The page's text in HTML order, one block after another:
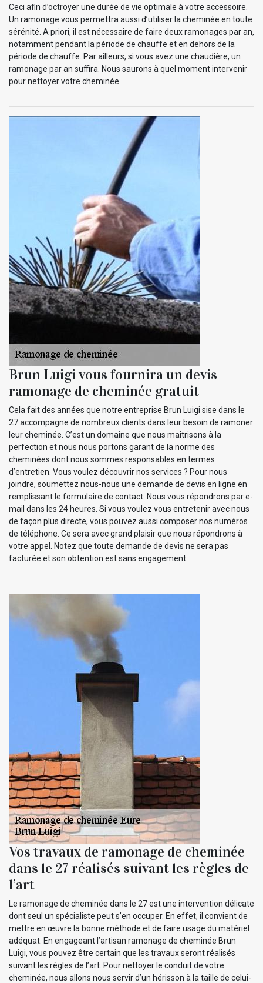
Ceci afin d’octroyer une durée de vie optimale à votre accessoire.
Un ramonage vous permettra aussi d’utiliser la cheminée en toute
sérénité. A priori, il est nécessaire de faire deux ramonages par an,
notamment pendant la période de chauffe et en dehors de la
période de chauffe. Par ailleurs, si vous avez une chaudière, un
ramonage par an suffira. Nous saurons à quel moment intervenir
pour nettoyer votre cheminée.
Brun Luigi vous fournira un devis
ramonage de cheminée gratuit
Cela fait des années que notre entreprise Brun Luigi sise dans le
27 accompagne de nombreux clients dans leur besoin de ramoner
leur cheminée. C’est un domaine que nous maîtrisons à la
perfection et nous nous portons garant de la norme des
cheminées dont nous sommes responsables en termes
d’entretien. Vous voulez découvrir nos services ? Pour nous
joindre, soumettez nous-nous une demande de devis en ligne en
remplissant le formulaire de contact. Nous vous répondrons par e-
mail dans les 24 heures. Si vous voulez vous entretenir avec nous
de façon plus directe, vous pouvez aussi composer nos numéros
de téléphone. Ce sera avec grand plaisir que nous répondrons à
votre appel. Notez que toute demande de devis ne sera pas
facturée et son obtention est sans engagement.
Vos travaux de ramonage de cheminée
dans le 27 réalisés suivant les règles de
l’art
Le ramonage de cheminée dans le 27 est une intervention délicate
dont seul un spécialiste peut s’en occuper. En effet, il convient de
mettre en œuvre la bonne méthode et de faire usage du matériel
adéquat. En engageant l’artisan ramonage de cheminée Brun
Luigi, vous pouvez être certain que les travaux seront réalisés
suivant les règles de l’art. Pour nettoyer le conduit de votre
cheminée, nous allons nous servir d’un hérisson à la taille de celui-